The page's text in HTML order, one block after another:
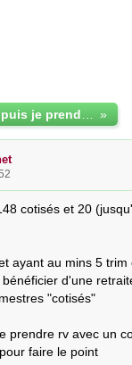
»
cotisés et 20
ayant au mins 5 trim
d'une
"cotisés"
prendre rv avec un
faire le point